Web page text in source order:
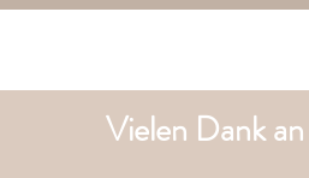
Vielen Dank an